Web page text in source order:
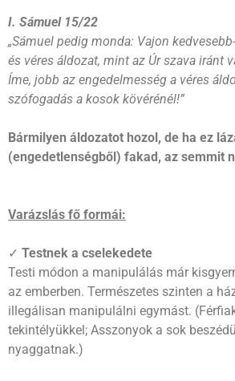
I. Sámuel 15/22
„Sámuel pedig monda: Vajon
és véres áldozat, mint az Úr szava iránt
Íme, jobb az engedelmesség a véres
szófogadás a kosok kövérénél!”
Bármilyen áldozatot hozol, de ha ez
(engedetlenségből) fakad, az semmit
Varázslás fő formái:
✓ Testnek a cselekedete
Testi módon a manipulálás már
az emberben. Természetes szinten a
illegálisan manipulálni egymást.
tekintélyükkel; Asszonyok a sok
nyaggatnak.)